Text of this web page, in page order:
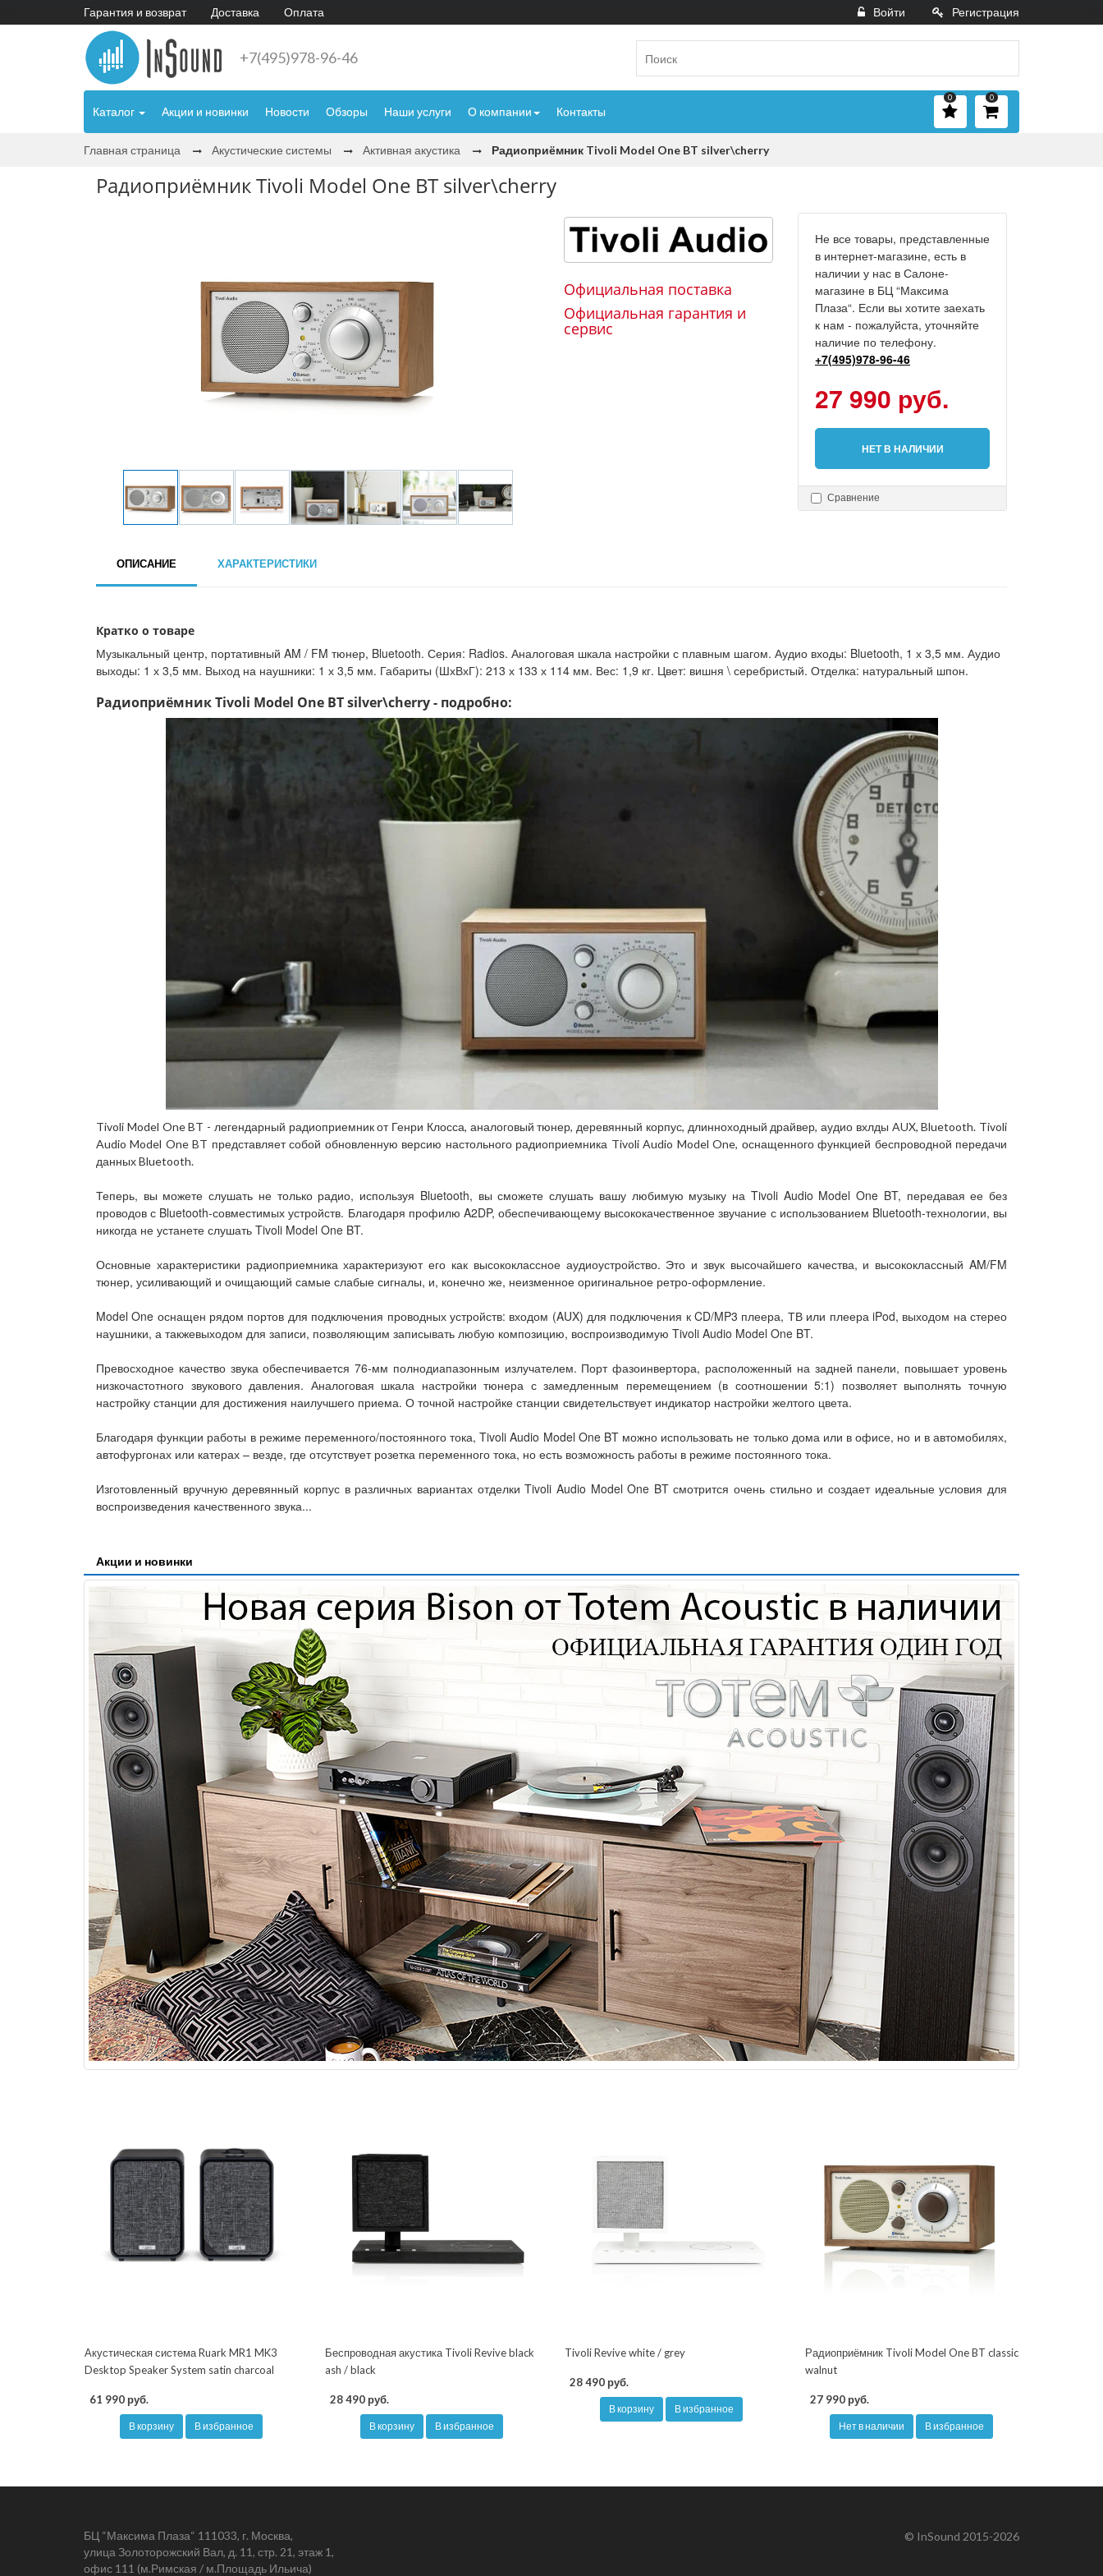
Гарантия и возврат Доставка Оплата Войти Регистрация
+7(495)978-96-46
Каталог Акции и новинки Новости Обзоры Наши услуги О компании Контакты
0
0
Главная страница Акустические системы Активная акустика Радиоприёмник Tivoli Model One BT silver\cherry
Радиоприёмник Tivoli Model One BT silver\cherry
Не все товары, представленные
в интернет-магазине, есть в
наличии у нас в Салоне-
магазине в БЦ “Максима
Плаза“. Если вы хотите заехать
к нам - пожалуйста, уточняйте
наличие по телефону.
+7(495)978-96-46
27 990 руб.
НЕТ В НАЛИЧИИ
Сравнение
Официальная поставка
Официальная гарантия и
сервис
ОПИСАНИЕ ХАРАКТЕРИСТИКИ
Кратко о товаре
Музыкальный центр, портативный AM / FM тюнер, Bluetooth. Серия: Radios. Аналоговая шкала настройки с плавным шагом. Аудио входы: Bluetooth, 1 х 3,5 мм. Аудио
выходы: 1 х 3,5 мм. Выход на наушники: 1 х 3,5 мм. Габариты (ШхВхГ): 213 х 133 х 114 мм. Вес: 1,9 кг. Цвет: вишня \ серебристый. Отделка: натуральный шпон.
Радиоприёмник Tivoli Model One BT silver\cherry - подробно:
Tivoli Model One BT - легендарный радиоприемник от Генри Клосса, аналоговый тюнер, деревянный корпус, длинноходный драйвер, аудио вхлды AUX, Bluetooth. Tivoli
Audio Model One BT представляет собой обновленную версию настольного радиоприемника Tivoli Audio Model One, оснащенного функцией беспроводной передачи
данных Bluetooth.
Теперь, вы можете слушать не только радио, используя Bluetooth, вы сможете слушать вашу любимую музыку на Tivoli Audio Model One BT, передавая ее без
проводов с Bluetooth-совместимых устройств. Благодаря профилю A2DP, обеспечивающему высококачественное звучание с использованием Bluetooth-технологии, вы
никогда не устанете слушать Tivoli Model One BT.
Основные характеристики радиоприемника характеризуют его как высококлассное аудиоустройство. Это и звук высочайшего качества, и высококлассный AM/FM
тюнер, усиливающий и очищающий самые слабые сигналы, и, конечно же, неизменное оригинальное ретро-оформление.
Model One оснащен рядом портов для подключения проводных устройств: входом (AUX) для подключения к CD/MP3 плеера, ТВ или плеера iPod, выходом на стерео
наушники, а такжевыходом для записи, позволяющим записывать любую композицию, воспроизводимую Tivoli Audio Model One BT.
Превосходное качество звука обеспечивается 76-мм полнодиапазонным излучателем. Порт фазоинвертора, расположенный на задней панели, повышает уровень
низкочастотного звукового давления. Аналоговая шкала настройки тюнера с замедленным перемещением (в соотношении 5:1) позволяет выполнять точную
настройку станции для достижения наилучшего приема. О точной настройке станции свидетельствует индикатор настройки желтого цвета.
Благодаря функции работы в режиме переменного/постоянного тока, Tivoli Audio Model One BT можно использовать не только дома или в офисе, но и в автомобилях,
автофургонах или катерах – везде, где отсутствует розетка переменного тока, но есть возможность работы в режиме постоянного тока.
Изготовленный вручную деревянный корпус в различных вариантах отделки Tivoli Audio Model One BT смотрится очень стильно и создает идеальные условия для
воспроизведения качественного звука...
Акции и новинки
Акустическая система Ruark MR1 MK3
Desktop Speaker System satin charcoal
61 990 руб.
В корзину В избранное
Беспроводная акустика Tivoli Revive black
ash / black
28 490 руб.
В корзину В избранное
Tivoli Revive white / grey
28 490 руб.
В корзину В избранное
Радиоприёмник Tivoli Model One BT classic
walnut
27 990 руб.
Нет в наличии В избранное
БЦ “Максима Плаза“ 111033, г. Москва,
улица Золоторожский Вал, д. 11, стр. 21, этаж 1,
офис 111 (м.Римская / м.Площадь Ильича)
© InSound 2015-2026